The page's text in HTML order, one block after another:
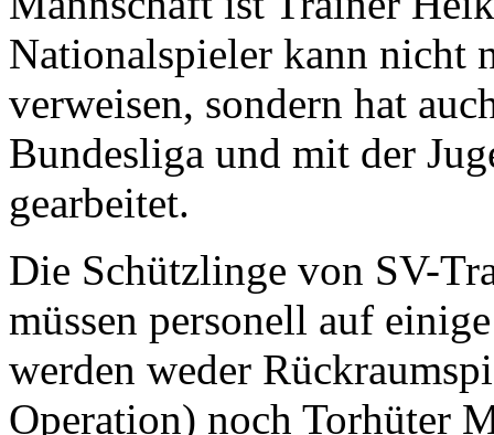
Nationalspieler kann nicht
verweisen, sondern hat
Bundesliga und mit der
gearbeitet.
Die Schützlinge von SV-
müssen personell auf
werden weder
Operation) noch Torhüter